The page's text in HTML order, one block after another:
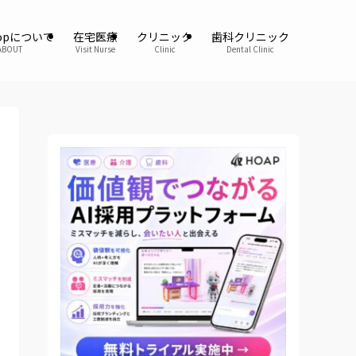
について 在宅医療
Visit Nurse
クリニック
Clinic
歯科クリニック
Dental Clinic